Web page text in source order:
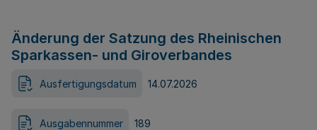
Änderung der Satzung des Rheinischen
Sparkassen- und Giroverbandes
Ausfertigungsdatum 14.07.2026
Ausgabennummer 189